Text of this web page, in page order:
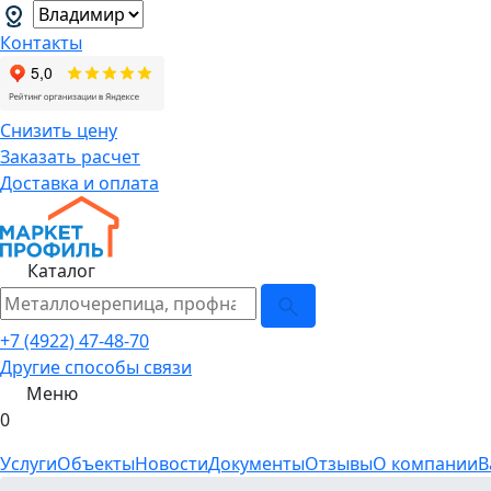
Контакты
Снизить цену
Заказать расчет
Доставка и оплата
Каталог
+7 (4922) 47-48-70
Другие способы связи
Меню
0
УслугиОбъектыНовостиДокументыОтзывыО компании